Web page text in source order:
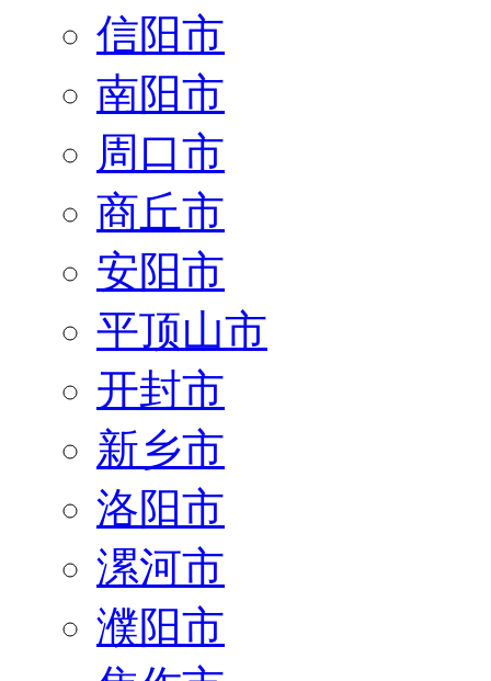
信阳市
南阳市
周口市
商丘市
安阳市
平顶山市
开封市
新乡市
洛阳市
漯河市
濮阳市